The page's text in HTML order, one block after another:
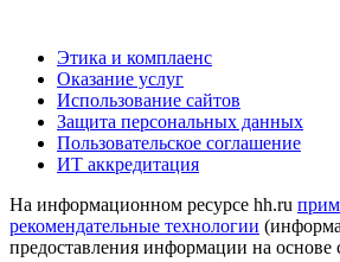
Этика и комплаенс
Оказание услуг
Использование сайтов
Защита персональных данных
Пользовательское соглашение
ИТ аккредитация
На информационном ресурсе hh.ru
рекомендательные технологии
предоставления информации на основе